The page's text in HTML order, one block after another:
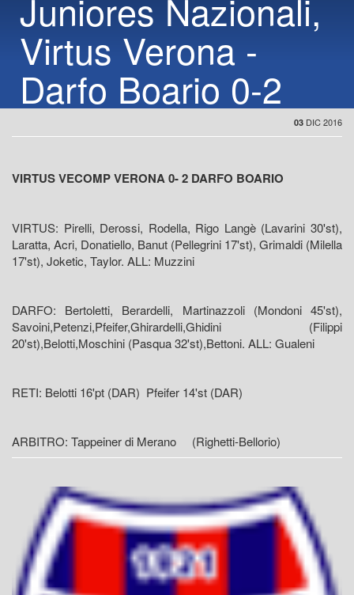
Juniores Nazionali,
Virtus Verona -
Darfo Boario 0-2
03 DIC 2016
VIRTUS VECOMP VERONA 0- 2 DARFO BOARIO
VIRTUS: Pirelli, Derossi, Rodella, Rigo Langè (Lavarini 30'st),
Laratta, Acri, Donatiello, Banut (Pellegrini 17'st), Grimaldi (Milella
17'st), Joketic, Taylor. ALL: Muzzini
DARFO: Bertoletti, Berardelli, Martinazzoli (Mondoni 45'st),
Savoini,Petenzi,Pfeifer,Ghirardelli,Ghidini (Filippi
20'st),Belotti,Moschini (Pasqua 32'st),Bettoni. ALL: Gualeni
RETI: Belotti 16'pt (DAR) Pfeifer 14'st (DAR)
ARBITRO: Tappeiner di Merano (Righetti-Bellorio)